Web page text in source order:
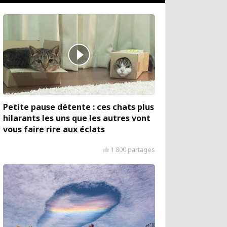
Petite pause détente : ces chats plus
hilarants les uns que les autres vont
vous faire rire aux éclats
1 800 partages